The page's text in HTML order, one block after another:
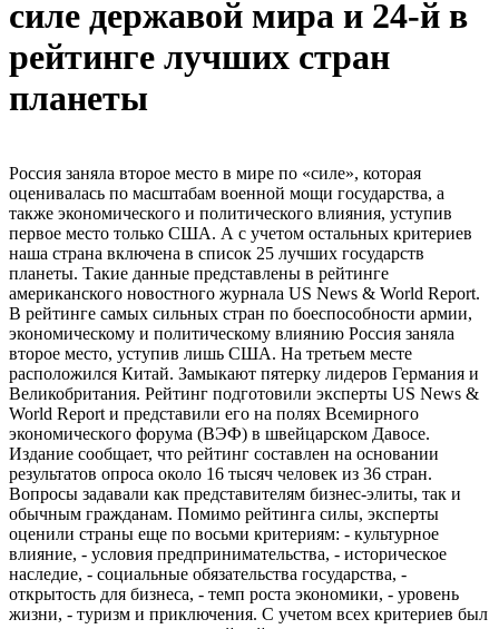
силе державой мира и 24-й в
рейтинге лучших стран
планеты
Россия заняла второе место в мире по «силе», которая
оценивалась по масштабам военной мощи государства, а
также экономического и политического влияния, уступив
первое место только США. А с учетом остальных критериев
наша страна включена в список 25 лучших государств
планеты. Такие данные представлены в рейтинге
американского новостного журнала US News & World Report.
В рейтинге самых сильных стран по боеспособности армии,
экономическому и политическому влиянию Россия заняла
второе место, уступив лишь США. На третьем месте
расположился Китай. Замыкают пятерку лидеров Германия и
Великобритания. Рейтинг подготовили эксперты US News &
World Report и представили его на полях Всемирного
экономического форума (ВЭФ) в швейцарском Давосе.
Издание сообщает, что рейтинг составлен на основании
результатов опроса около 16 тысяч человек из 36 стран.
Вопросы задавали как представителям бизнес-элиты, так и
обычным гражданам. Помимо рейтинга силы, эксперты
оценили страны еще по восьми критериям: - культурное
влияние, - условия предпринимательства, - историческое
наследие, - социальные обязательства государства, -
открытость для бизнеса, - темп роста экономики, - уровень
жизни, - туризм и приключения. С учетом всех критериев был